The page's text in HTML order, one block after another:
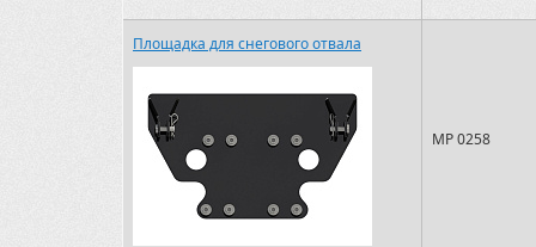
Площадка для снегового отвала
MP 0258